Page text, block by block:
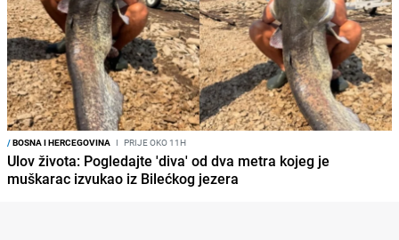
/BOSNA I HERCEGOVINA I PRIJE OKO 11H
Ulov života: Pogledajte 'diva' od dva metra kojeg je
muškarac izvukao iz Bilećkog jezera